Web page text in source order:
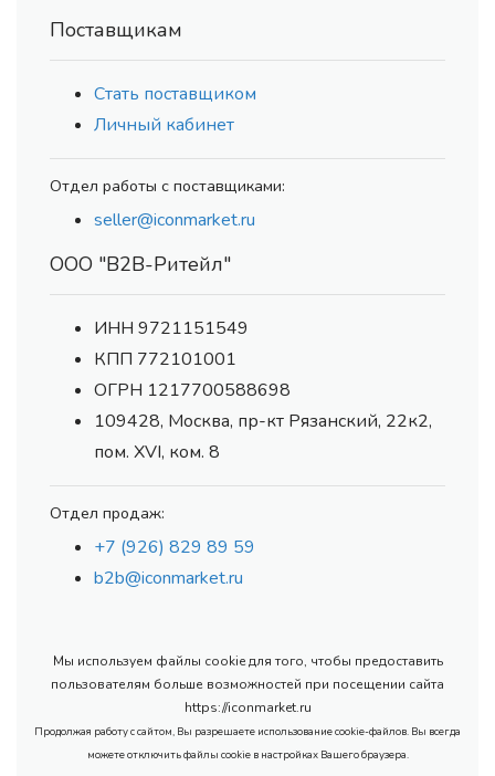
Поставщикам
Стать поставщиком
Личный кабинет
Отдел работы с поставщиками:
seller@iconmarket.ru
ООО "В2В-Ритейл"
ИНН 9721151549
КПП 772101001
ОГРН 1217700588698
109428, Москва, пр-кт Рязанский, 22к2,
пом. XVI, ком. 8
Отдел продаж:
+7 (926) 829 89 59
b2b@iconmarket.ru
Мы используем файлы cookie для того, чтобы предоставить
пользователям больше возможностей при посещении сайта
https://iconmarket.ru
Продолжая работу с сайтом, Вы разрешаете использование cookie-файлов. Вы всегда
можете отключить файлы cookie в настройках Вашего браузера.